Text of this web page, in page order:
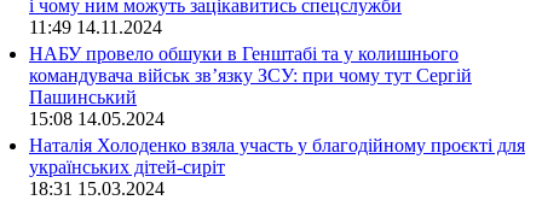
і чому ним можуть зацікавитись спецслужби
11:49 14.11.2024
НАБУ провело обшуки в Генштабі та у колишнього
командувача військ зв’язку ЗСУ: при чому тут Сергій
Пашинський
15:08 14.05.2024
Наталія Холоденко взяла участь у благодійному проєкті для
українських дітей-сиріт
18:31 15.03.2024